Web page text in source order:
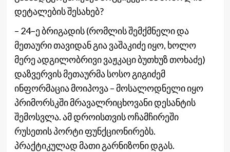
დეტალების შესახებ?
– 24–ე ბრიგადის (რომლის შემქმნელი და
მეთაური თავიდან გია ვაშაკიძე იყო, ხოლო
მერე ადგილობრივი ვაჟკაცი ბუთხუზ თოხაძე)
დაზვერვის მეთაურმა სოსო გიგიძემ
ინფორმაცია მოიპოვა – მოსალოდნელი იყო
პრიმორსკში მრავალრიცხოვანი დესანტის
შემოსვლა. ამ დროისთვის ოჩამჩირეში
რუსეთის პორტი ფუნქციონირებს.
პრაქტიკულად მათი გარნიზონი დგას.